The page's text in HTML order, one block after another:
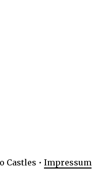
Castles • Impressum